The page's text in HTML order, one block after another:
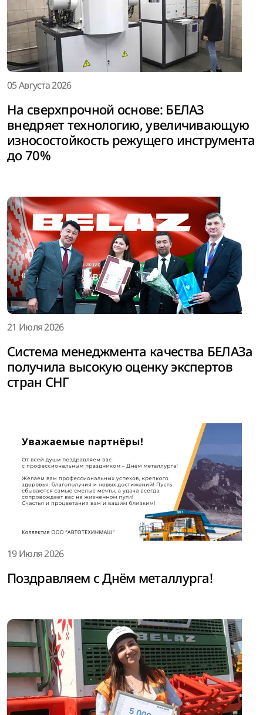
05 Августа 2026
На сверхпрочной основе: БЕЛАЗ
внедряет технологию, увеличивающую
износостойкость режущего инструмента
до 70%
21 Июля 2026
Система менеджмента качества БЕЛАЗа
получила высокую оценку экспертов
стран СНГ
19 Июля 2026
Поздравляем с Днём металлурга!